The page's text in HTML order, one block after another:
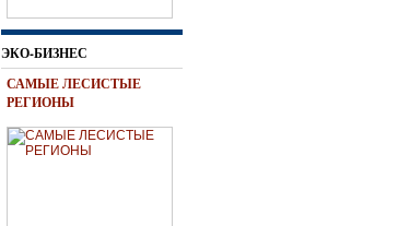
ЭКО-БИЗНЕС
САМЫЕ ЛЕСИСТЫЕ
РЕГИОНЫ